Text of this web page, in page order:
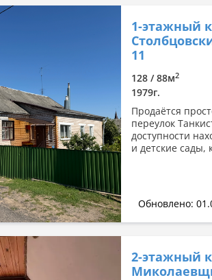
1-этажный
11
128 / 88м2
1979г.
Продаётся
переулок
доступности
и детские сады,
Обновлено:
2-этажный